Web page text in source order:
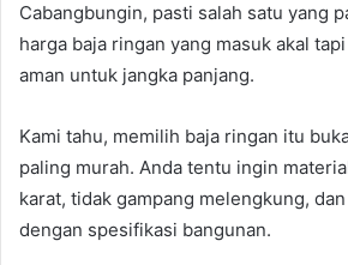
Cabangbungin, pasti salah satu yang
harga baja ringan yang masuk akal
aman untuk jangka panjang.
Kami tahu, memilih baja ringan itu
paling murah. Anda tentu ingin
karat, tidak gampang melengkung,
dengan spesifikasi bangunan.